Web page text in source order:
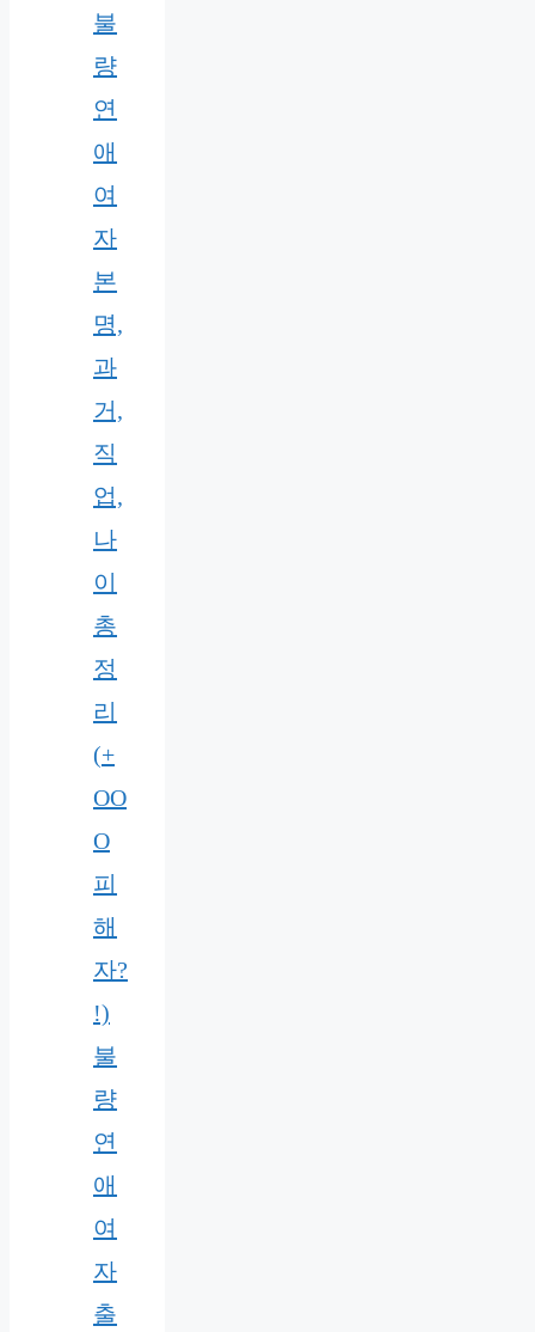
불
량
연
애
여
자
본
명,
과
거,
직
업,
나
이
총
정
리
(+
OO
O
피
해
자?
!)
불
량
연
애
여
자
출